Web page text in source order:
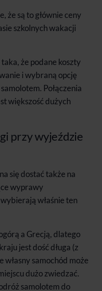
że są to głównie ceny
szkolnych wakacji
że podane koszty
i wybraną opcję
Połączenia
większość dużych
przy wyjeździe
się dostać także na
wyprawy
właśnie ten
a Grecją, dlatego
jest dość długa (z
samochód może
dużo zwiedzać.
samolotem do